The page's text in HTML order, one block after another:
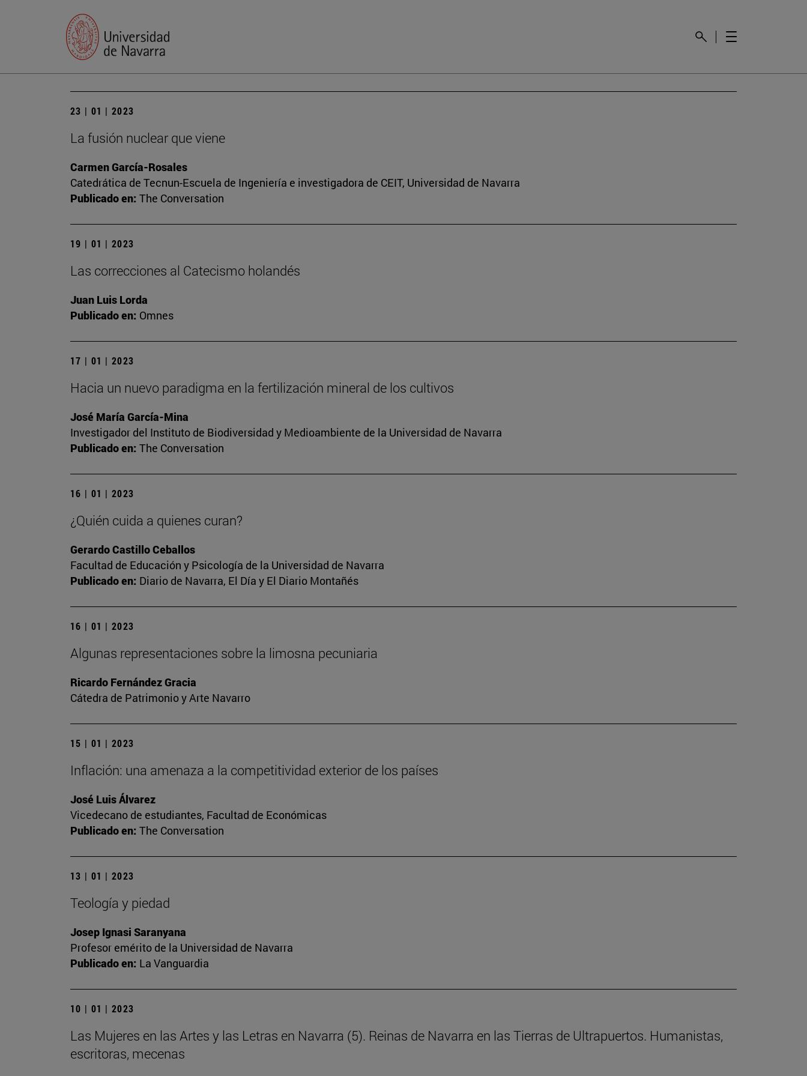
23 | 01 | 2023
La fusión nuclear que viene
Carmen García-Rosales
Catedrática de Tecnun-Escuela de Ingeniería e investigadora de CEIT, Universidad de Navarra
Publicado en: The Conversation
19 | 01 | 2023
Las correcciones al Catecismo holandés
Juan Luis Lorda
Publicado en: Omnes
17 | 01 | 2023
Hacia un nuevo paradigma en la fertilización mineral de los cultivos
José María García-Mina
Investigador del Instituto de Biodiversidad y Medioambiente de la Universidad de Navarra
Publicado en: The Conversation
16 | 01 | 2023
¿Quién cuida a quienes curan?
Gerardo Castillo Ceballos
Facultad de Educación y Psicología de la Universidad de Navarra
Publicado en: Diario de Navarra, El Día y El Diario Montañés
16 | 01 | 2023
Algunas representaciones sobre la limosna pecuniaria
Ricardo Fernández Gracia
Cátedra de Patrimonio y Arte Navarro
15 | 01 | 2023
Inflación: una amenaza a la competitividad exterior de los países
José Luis Álvarez
Vicedecano de estudiantes, Facultad de Económicas
Publicado en: The Conversation
13 | 01 | 2023
Teología y piedad
Josep Ignasi Saranyana
Profesor emérito de la Universidad de Navarra
Publicado en: La Vanguardia
10 | 01 | 2023
Las Mujeres en las Artes y las Letras en Navarra (5). Reinas de Navarra en las Tierras de Ultrapuertos. Humanistas,
escritoras, mecenas